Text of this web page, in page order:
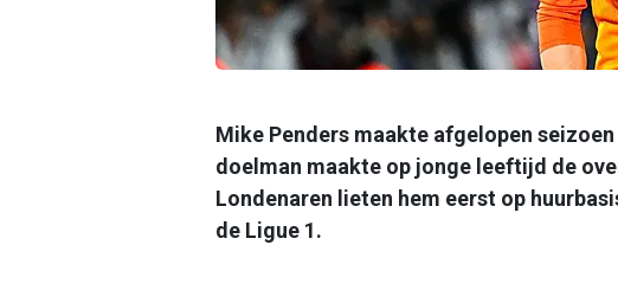
Mike Penders maakte afgelopen
doelman maakte op jonge leeftijd de
Londenaren lieten hem eerst op
de Ligue 1.